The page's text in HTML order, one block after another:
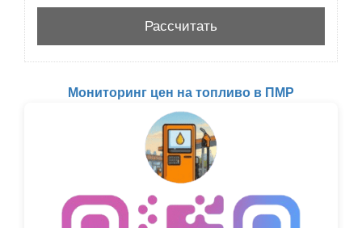
Мониторинг цен на топливо в ПМР